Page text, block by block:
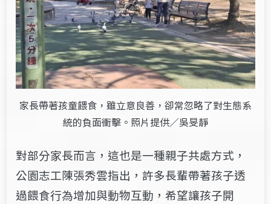
家長帶著孩童餵食，雖立意良善，卻常忽略了對生態系
統的負面衝擊。照片提供／吳旻靜
對部分家長而言，這也是一種親子共處方式，
公園志工陳張秀雲指出，許多長輩帶著孩子透
過餵食行為增加與動物互動，希望讓孩子開